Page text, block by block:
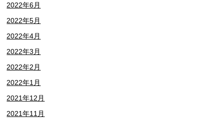
2022年6月
2022年5月
2022年4月
2022年3月
2022年2月
2022年1月
2021年12月
2021年11月